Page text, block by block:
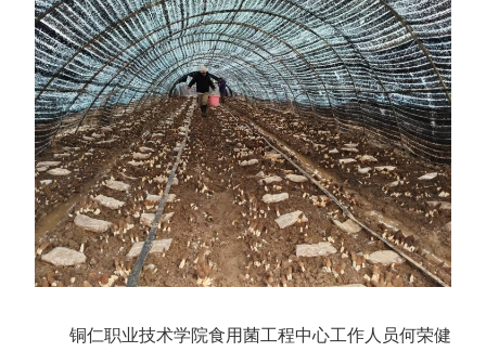
铜仁职业技术学院食用菌工程中心工作人员何荣健